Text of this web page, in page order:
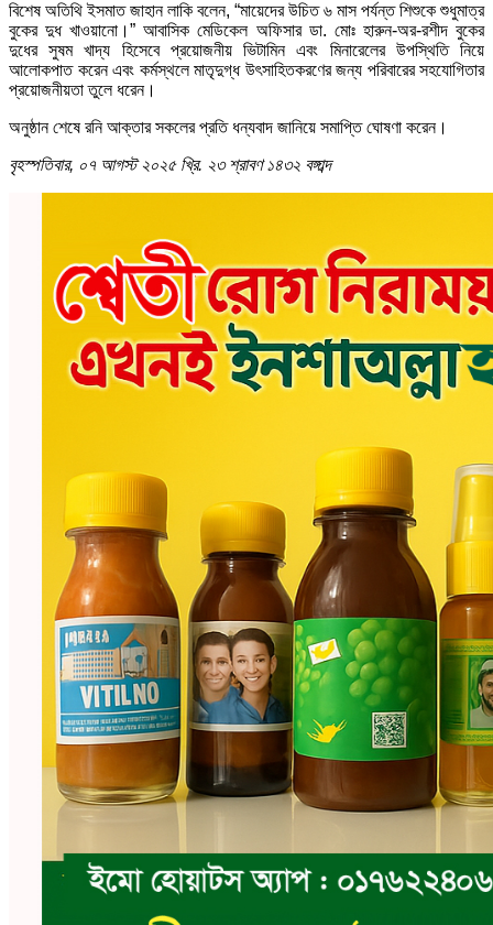
বিশেষ অতিথি ইসমাত জাহান লাকি বলেন, “মায়েদের উচিত ৬ মাস পর্যন্ত শিশুকে শুধুমাত্র
বুকের দুধ খাওয়ানো।” আবাসিক মেডিকেল অফিসার ডা. মোঃ হারুন-অর-রশীদ বুকের
দুধের সুষম খাদ্য হিসেবে প্রয়োজনীয় ভিটামিন এবং মিনারেলের উপস্থিতি নিয়ে
আলোকপাত করেন এবং কর্মস্থলে মাতৃদুগ্ধ উৎসাহিতকরণের জন্য পরিবারের সহযোগিতার
প্রয়োজনীয়তা তুলে ধরেন।
অনুষ্ঠান শেষে রনি আক্তার সকলের প্রতি ধন্যবাদ জানিয়ে সমাপ্তি ঘোষণা করেন।
বৃহস্পতিবার, ০৭ আগস্ট ২০২৫ খ্রি. ২৩ শ্রাবণ ১৪৩২ বঙ্গাব্দ